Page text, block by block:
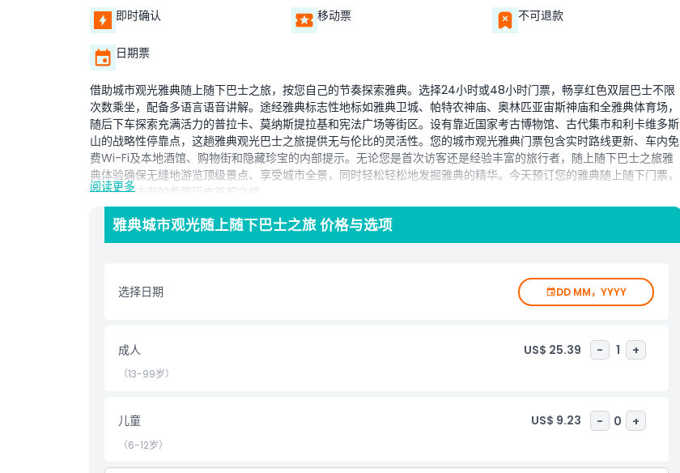
即时确认 移动票 不可退款
日期票
借助城市观光雅典随上随下巴士之旅，按您自己的节奏探索雅典。选择24小时或48小时门票，畅享红色双层巴士不限
次数乘坐，配备多语言语音讲解。途经雅典标志性地标如雅典卫城、帕特农神庙、奥林匹亚宙斯神庙和全雅典体育场，
随后下车探索充满活力的普拉卡、莫纳斯提拉基和宪法广场等街区。设有靠近国家考古博物馆、古代集市和利卡维多斯
山的战略性停靠点，这趟雅典观光巴士之旅提供无与伦比的灵活性。您的城市观光雅典门票包含实时路线更新、车内免
费Wi-Fi及本地酒馆、购物街和隐藏珍宝的内部提示。无论您是首次访客还是经验丰富的旅行者，随上随下巴士之旅雅
典体验确保无缝地游览顶级景点、享受城市全景，同时轻松轻松地发掘雅典的精华。今天预订您的雅典随上随下门票，
开启前所未有的希腊历史首都之旅。
亮点
包含项
位置
阅读更多
雅典城市观光随上随下巴士之旅 价格与选项
选择日期 DD MM，YYYY
成人 US$ 25.39 - 1 +
（13-99岁）
儿童 US$ 9.23 - 0 +
（6-12岁）